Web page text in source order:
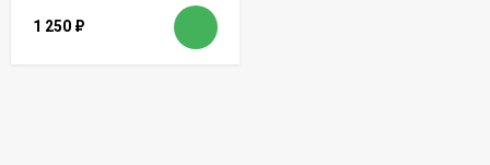
1 250 ₽